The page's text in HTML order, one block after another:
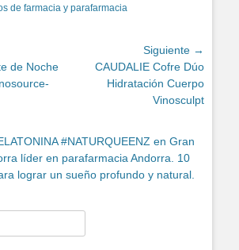
de farmacia y parafarmacia
de Noche
Siguiente →
Entrada
siguiente:
CAUDALIE Cofre Dúo
Hidratación Cuerpo
Vinosculpt